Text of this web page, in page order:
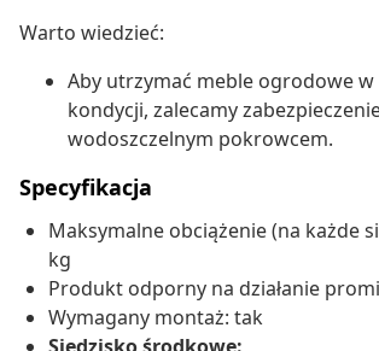
Warto wiedzieć:
Aby utrzymać meble ogrodowe
kondycji, zalecamy
wodoszczelnym pokrowcem.
Specyfikacja
Maksymalne obciążenie (na każde
kg
Produkt odporny na działanie
Wymagany montaż: tak